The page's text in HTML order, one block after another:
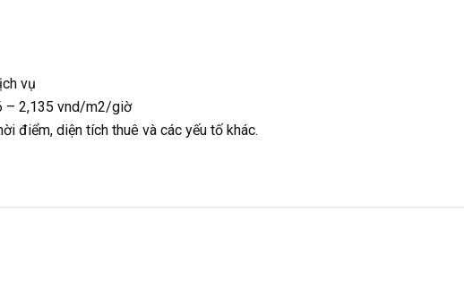
vụ
– 2,135 vnd/m2/giờ
điểm, diện tích thuê và các yếu tố khác.